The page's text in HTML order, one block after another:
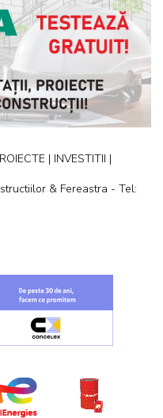
| INVESTITII |
& Fereastra - Tel: